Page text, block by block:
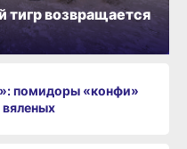
помидоры «конфи»
вяленых
тигр возвращается